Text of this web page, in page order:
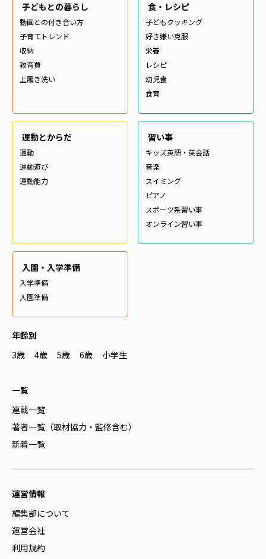
子どもとの暮らし
動画との付き合い方
子育てトレンド
収納
教育費
上履き洗い
食・レシピ
子どもクッキング
好き嫌い克服
栄養
レシピ
幼児食
食育
運動とからだ
運動
運動遊び
運動能力
習い事
キッズ英語・英会話
音楽
スイミング
ピアノ
スポーツ系習い事
オンライン習い事
入園・入学準備
入学準備
入園準備
年齢別
3歳
4歳 5歳 6歳 小学生
一覧
連載一覧
著者一覧（取材協力・監修含む）
新着一覧
運営情報
編集部について
運営会社
利用規約